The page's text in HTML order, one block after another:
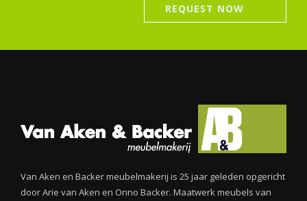
REQUEST NOW
Van Aken en Backer meubelmakerij is 25 jaar geleden opgericht
door Arie van Aken en Onno Backer. Maatwerk meubels van